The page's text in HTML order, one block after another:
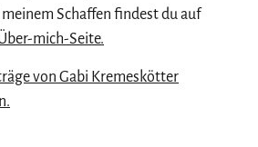
Schaffen findest du auf
mich-Seite.
von Gabi Kremeskötter